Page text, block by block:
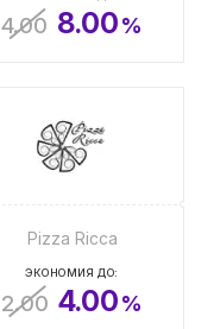
4.00 8.00%
Pizza Ricca
ЭКОНОМИЯ ДО:
2.00 4.00%